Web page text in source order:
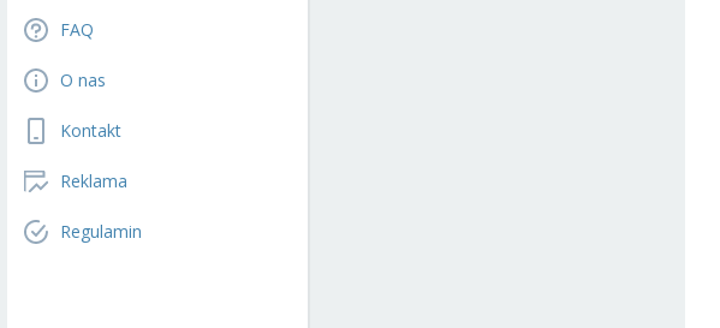
FAQ
O nas
Kontakt
Reklama
Regulamin